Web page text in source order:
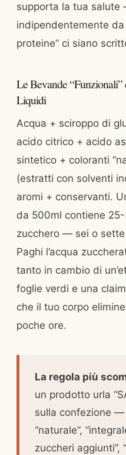
supporta la tua salute
indipendentemente da
proteine” ci siano
Le Bevande
Liquidi
Acqua + sciroppo di
acido citrico + acido
sintetico + coloranti
(estratti con solventi
aromi + conservanti.
da 500ml contiene
zucchero — sei o sette
Paghi l’acqua
tanto in cambio di
foglie verdi e una
che il tuo corpo
poche ore.
La regola più
un prodotto urla
sulla confezione —
“naturale”,
zuccheri aggiunti”,